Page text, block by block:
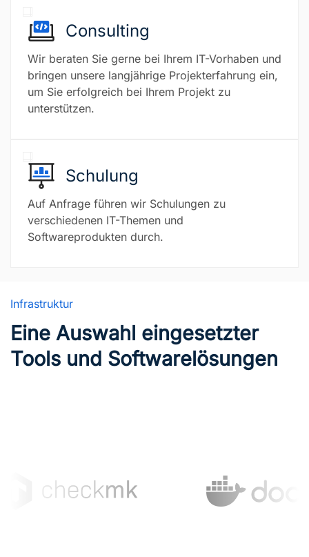
Consulting
Wir beraten Sie gerne bei Ihrem IT-Vorhaben und
bringen unsere langjährige Projekterfahrung ein,
um Sie erfolgreich bei Ihrem Projekt zu
unterstützen.
Schulung
Auf Anfrage führen wir Schulungen zu
verschiedenen IT-Themen und
Softwareprodukten durch.
Infrastruktur
Eine Auswahl eingesetzter
Tools und Softwarelösungen